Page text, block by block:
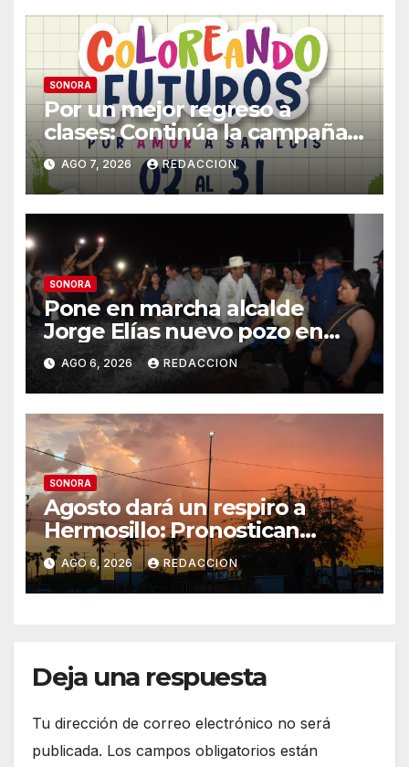
SONORA
Por un mejor regreso a
clases: Continúa la campaña
de recolección de útiles
«Coloreando Futuros»
AGO 7, 2026 REDACCION
SONORA
Pone en marcha alcalde
Jorge Elías nuevo pozo en
Tierra Blanca, Tesia:
Suministrará 20 litros por
segundo de agua potable
AGO 6, 2026 REDACCION
SONORA
Agosto dará un respiro a
Hermosillo: Pronostican
semana lluviosa y
temperaturas de hasta 34°C
AGO 6, 2026 REDACCION
Deja una respuesta
Tu dirección de correo electrónico no será
publicada. Los campos obligatorios están